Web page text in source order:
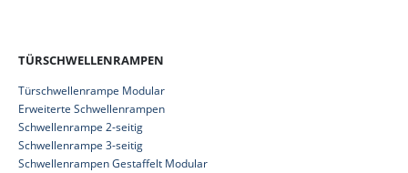
TÜRSCHWELLENRAMPEN
Türschwellenrampe Modular
Erweiterte Schwellenrampen
Schwellenrampe 2-seitig
Schwellenrampe 3-seitig
Schwellenrampen Gestaffelt Modular